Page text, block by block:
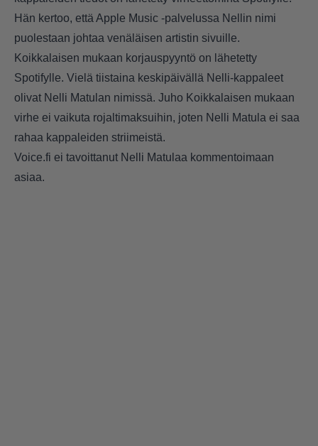
Hän kertoo, että Apple Music -palvelussa Nellin nimi
puolestaan johtaa venäläisen artistin sivuille.
Koikkalaisen mukaan korjauspyyntö on lähetetty
Spotifylle. Vielä tiistaina keskipäivällä Nelli-kappaleet
olivat Nelli Matulan nimissä. Juho Koikkalaisen mukaan
virhe ei vaikuta rojaltimaksuihin, joten Nelli Matula ei saa
rahaa kappaleiden striimeistä.
Voice.fi ei tavoittanut Nelli Matulaa kommentoimaan
asiaa.